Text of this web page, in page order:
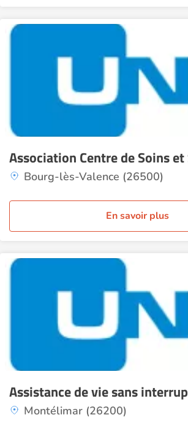
Association Centre de Soins
Bourg-lès-Valence (26500)
En savoir plus
Assistance de vie sans
Montélimar (26200)